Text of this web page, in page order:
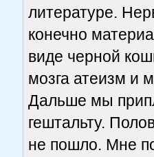
литературе.
конечно
виде черной
мозга атеизм и
Дальше мы
гештальту.
не пошло. Мне